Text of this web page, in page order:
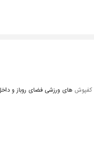
کفپوش های ورزشی فضای روباز و